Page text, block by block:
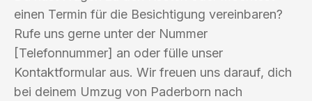
einen Termin für die Besichtigung vereinbaren?
Rufe uns gerne unter der Nummer
[Telefonnummer] an oder fülle unser
Kontaktformular aus. Wir freuen uns darauf, dich
bei deinem Umzug von Paderborn nach